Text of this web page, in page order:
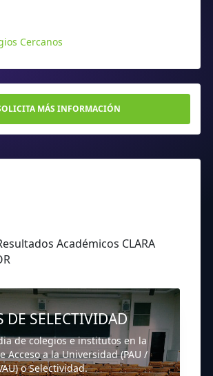
Cercanos
MÁS INFORMACIÓN
Académicos CLARA
DE SELECTIVIDAD
de colegios e institutos en la
Acceso a la Universidad (PAU /
o Selectividad.